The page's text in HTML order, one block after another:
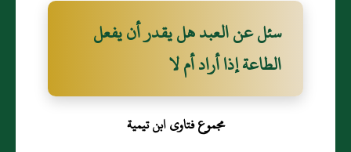
سئل عن العبد هل يقدر أن يفعل
الطاعة إذا أراد أم لا‏
مجموع فتاوى ابن تيمية